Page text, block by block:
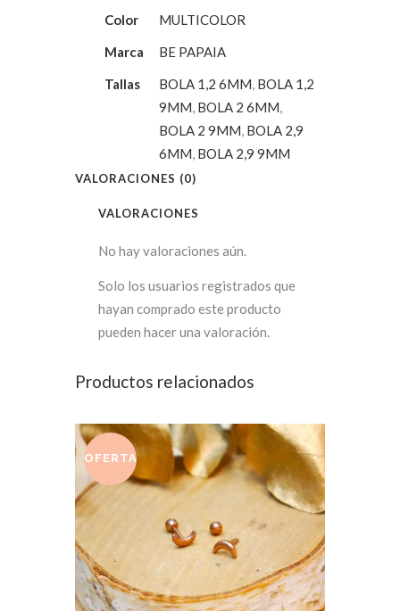
Color
MULTICOLOR
Marca
BE PAPAIA
Tallas
BOLA 1,2 6MM BOLA 1,2
9MM BOLA 2 6MM
BOLA 2 9MM BOLA 2,9
6MM BOLA 2,9 9MM
VALORACIONES (0)
VALORACIONES
No hay valoraciones aún.
Solo los usuarios registrados que
hayan comprado este producto
pueden hacer una valoración.
Productos relacionados
OFERTA